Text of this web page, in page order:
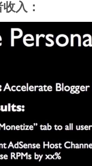
入：